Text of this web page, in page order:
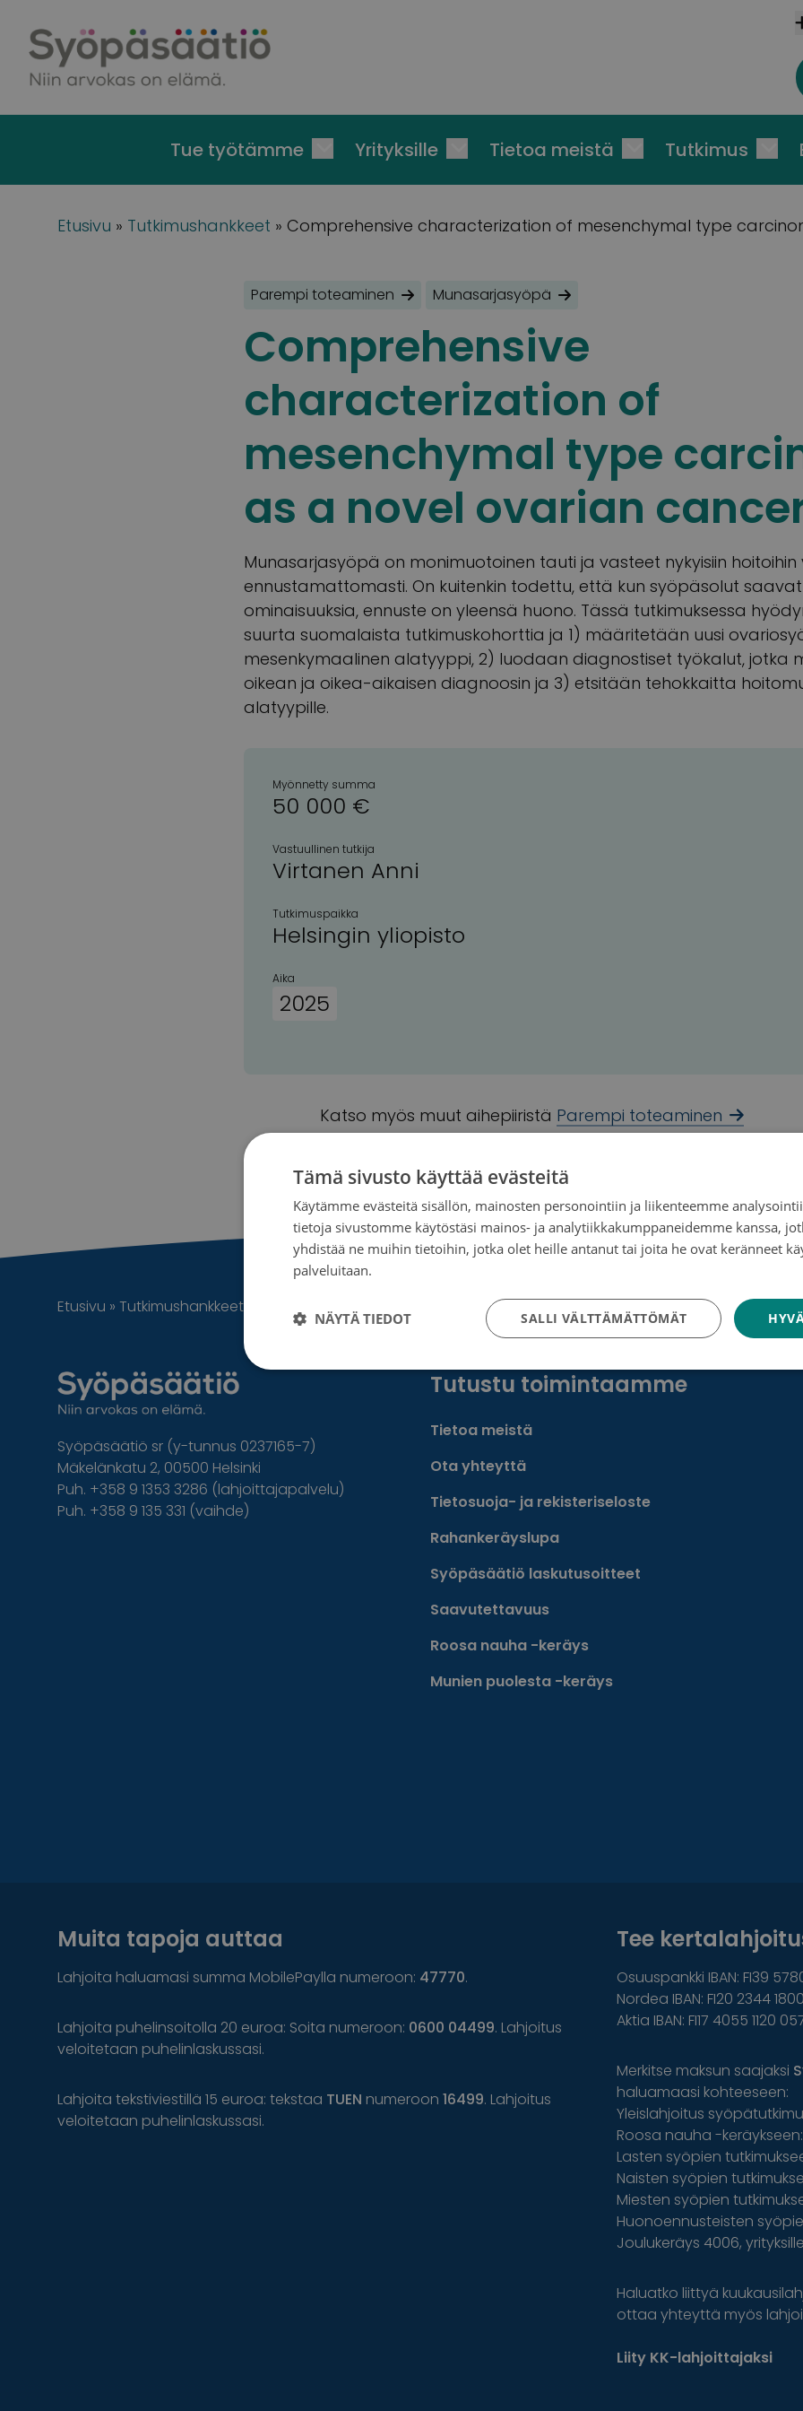
Tue työtämme Yrityksille Tietoa meistä Tutkimus
Etusivu » Tutkimushankkeet » Comprehensive characterization of mesenchymal type
Parempi toteaminen Munasarjasyöpä
Comprehensive
characterization of
mesenchymal type
as a novel ovarian
Munasarjasyöpä on monimuotoinen tauti ja vasteet nykyisiin
ennustamattomasti. On kuitenkin todettu, että kun syöpäsolut
ominaisuuksia, ennuste on yleensä huono. Tässä tutkimuksessa
suurta suomalaista tutkimuskohorttia ja 1) määritetään uusi
mesenkymaalinen alatyyppi, 2) luodaan diagnostiset työkalut, jotka
oikean ja oikea-aikaisen diagnoosin ja 3) etsitään tehokkaitta
alatyypille.
Myönnetty summa
50 000 €
Vastuullinen tutkija
Virtanen Anni
Tutkimuspaikka
Helsingin yliopisto
Aika
2025
Katso myös muut aihepiiristä Parempi toteaminen
Etusivu » Tutkimushankkeet Comprehensive characterization of mesenchymal type carcinomas as a
Syöpäsäätiö sr (y-tunnus 0237165-7)
Mäkelänkatu 2, 00500 Helsinki
Puh. +358 9 1353 3286 (lahjoittajapalvelu)
Puh. +358 9 135 331 (vaihde)
Tutustu toimintaamme
Tietoa meistä
Ota yhteyttä
Tietosuoja- ja rekisteriseloste
Rahankeräyslupa
Syöpäsäätiö laskutusoitteet
Saavutettavuus
Roosa nauha -keräys
Munien puolesta -keräys
Muita tapoja auttaa
Lahjoita haluamasi summa MobilePaylla numeroon: 47770.
Lahjoita puhelinsoitolla 20 euroa: Soita numeroon: 0600 04499. Lahjoitus
veloitetaan puhelinlaskussasi.
Lahjoita tekstiviestillä 15 euroa: tekstaa TUEN numeroon 16499. Lahjoitus
veloitetaan puhelinlaskussasi.
Tee
Osuuspankki IBAN: FI39
Nordea IBAN: FI20 2344
Aktia IBAN: FI17 4055 1120
Merkitse maksun saajaksi
haluamaasi kohteeseen:
Yleislahjoitus
Roosa nauha -keräykseen:
Lasten syöpien
Naisten syöpien
Miesten syöpien
Huonoennusteisten
Joulukeräys 4006,
Haluatko liittyä
ottaa yhteyttä myös
Liity KK-lahjoittajaksi
Tämä sivusto käyttää evästeitä
Käytämme evästeitä sisällön, mainosten personointiin ja liikenteemme
tietoja sivustomme käytöstäsi mainos- ja analytiikkakumppaneidemme kanssa,
yhdistää ne muihin tietoihin, jotka olet heille antanut tai joita he ovat keränneet
palveluitaan.
SALLI VÄLTTÄMÄTTÖMÄT
NÄYTÄ TIEDOT